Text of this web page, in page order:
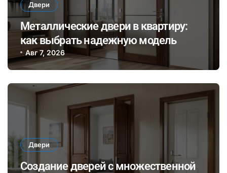
Двери
Металлические двери в квартиру:
как выбрать надежную модель
Авг 7, 2026
Двери
Создание дверей с множественной